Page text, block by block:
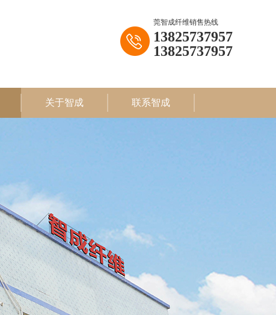
莞智成纤维销售热线
13825737957
13825737957
关于智成 联系智成